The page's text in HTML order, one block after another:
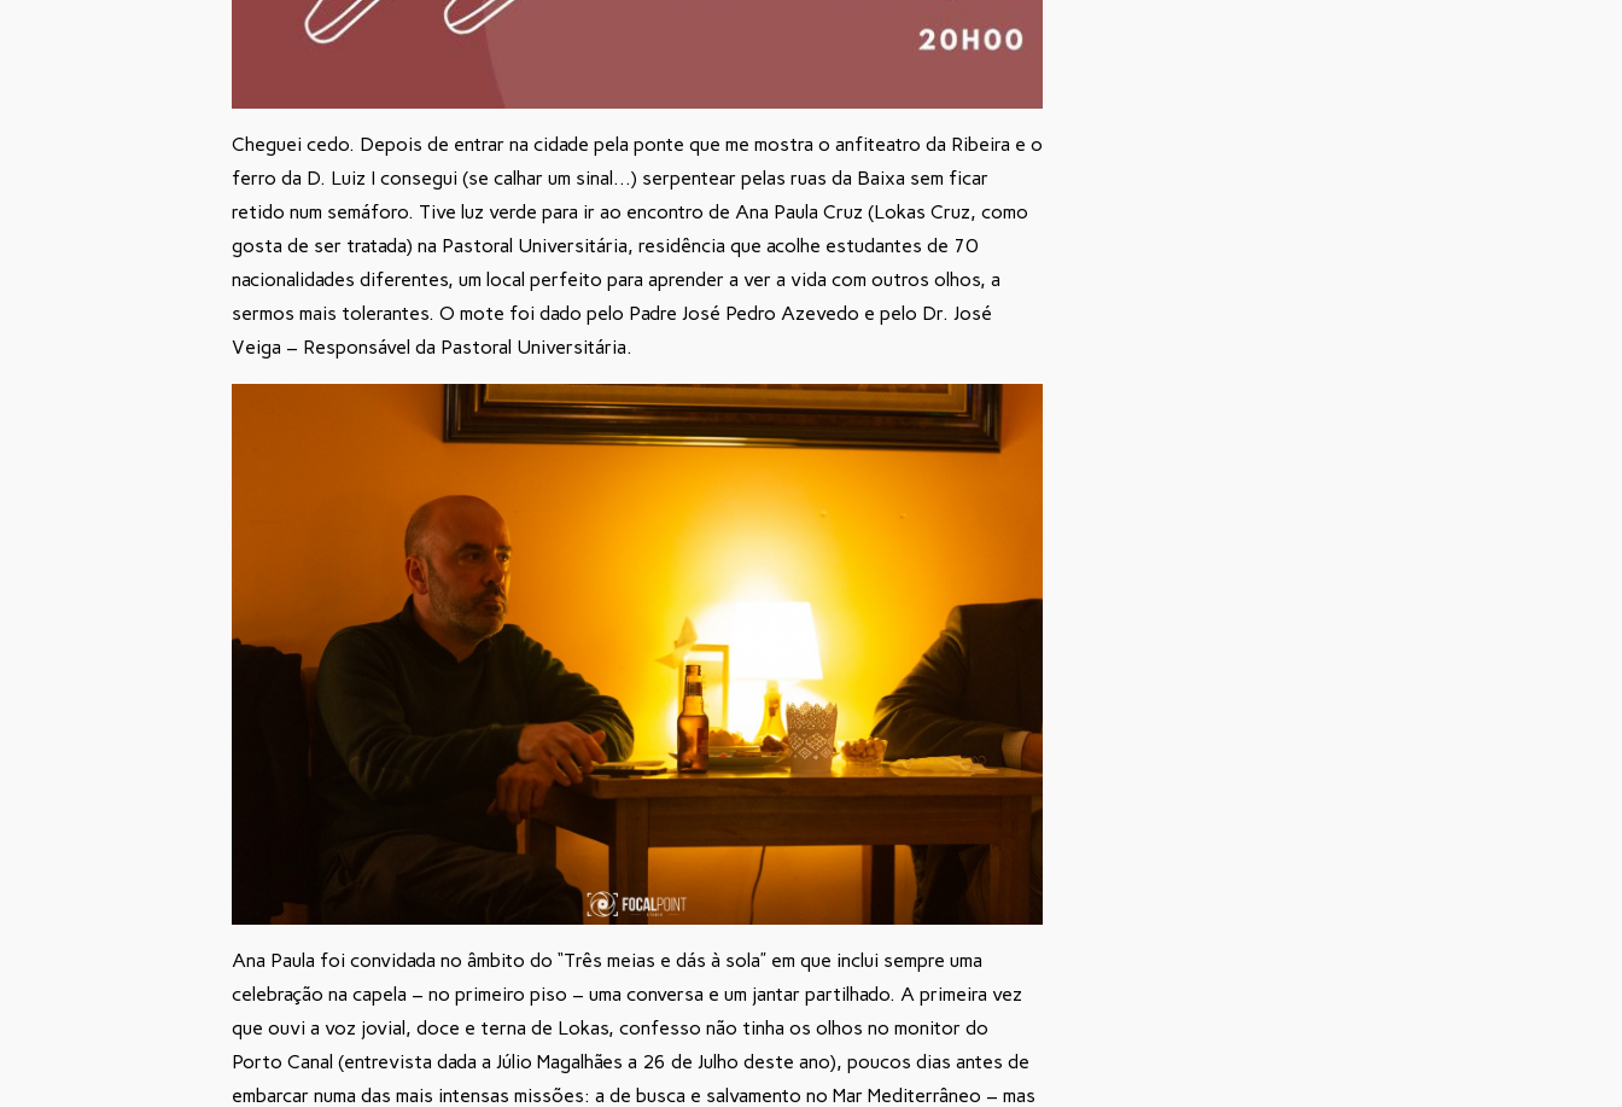
Cheguei cedo. Depois de entrar na cidade pela ponte que me mostra o anfiteatro da Ribeira e o
ferro da D. Luiz I consegui (se calhar um sinal…) serpentear pelas ruas da Baixa sem ficar
retido num semáforo. Tive luz verde para ir ao encontro de Ana Paula Cruz (Lokas Cruz, como
gosta de ser tratada) na Pastoral Universitária, residência que acolhe estudantes de 70
nacionalidades diferentes, um local perfeito para aprender a ver a vida com outros olhos, a
sermos mais tolerantes. O mote foi dado pelo Padre José Pedro Azevedo e pelo Dr. José
Veiga – Responsável da Pastoral Universitária.
Ana Paula foi convidada no âmbito do “Três meias e dás à sola” em que inclui sempre uma
celebração na capela – no primeiro piso – uma conversa e um jantar partilhado. A primeira vez
que ouvi a voz jovial, doce e terna de Lokas, confesso não tinha os olhos no monitor do
Porto Canal (entrevista dada a Júlio Magalhães a 26 de Julho deste ano), poucos dias antes de
embarcar numa das mais intensas missões: a de busca e salvamento no Mar Mediterrâneo – mas